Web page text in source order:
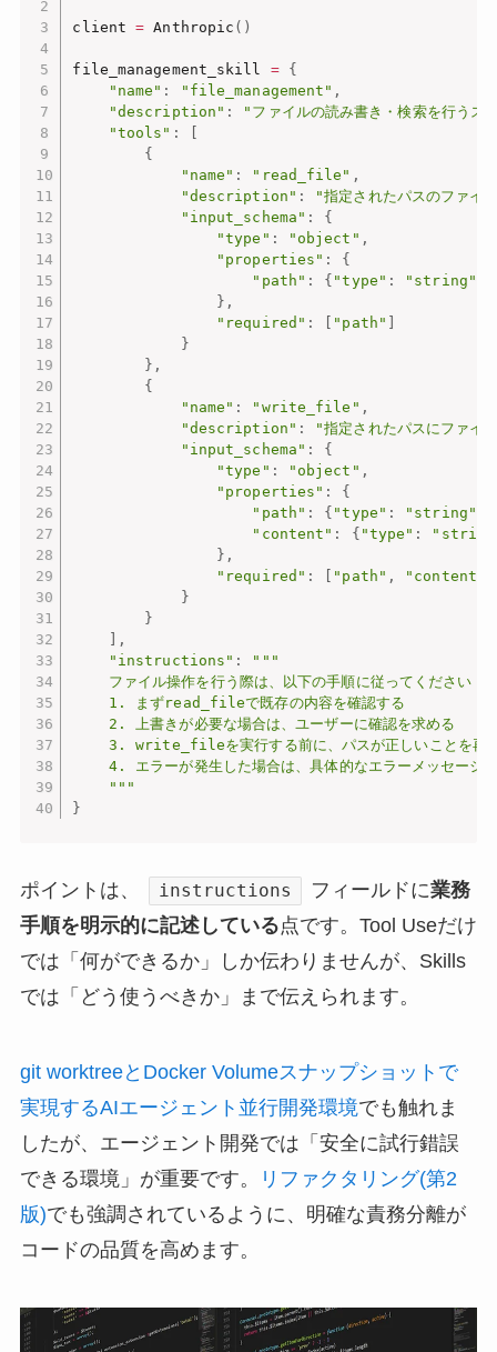
client = Anthropic ( )
file_management_skill =
{
"name" : "file_management" ,
"description" :
"ファイルの読み書き・検索を行うス
"tools" :
[
{
"name" : "read_file" ,
"description" :
"指定されたパスのファイ
"input_schema" :
{
"type" : "object" ,
"properties" :
{
"path" : { "type" : "string"
} ,
"required" : [ "path" ]
}
} ,
{
"name" : "write_file" ,
"description" :
"指定されたパスにファイ
"input_schema" :
{
"type" : "object" ,
"properties" :
{
"path" : { "type" : "string"
"content" : { "type" :
} ,
"required" : [ "path" , "content"
}
}
] ,
"instructions" :
"""
    ファイル操作を行う際は、以下の手順に従ってください：
    1. まずread_fileで既存の内容を確認する
    2. 上書きが必要な場合は、ユーザーに確認を求める
3. write_fileを実行する前に、パスが正しいことを再
4. エラーが発生した場合は、具体的なエラーメッセージ
    """
}
ポイントは、 instructions フィールドに業務
手順を明示的に記述している点です。Tool Useだけ
では「何ができるか」しか伝わりませんが、Skills
では「どう使うべきか」まで伝えられます。
git worktreeとDocker Volumeスナップショットで
実現するAIエージェント並行開発環境でも触れま
したが、エージェント開発では「安全に試行錯誤
できる環境」が重要です。
リファクタリング(第2
版)でも強調されているように、明確な責務分離が
コードの品質を高めます。